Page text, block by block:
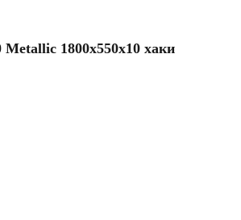
Metallic 1800х550х10 хаки